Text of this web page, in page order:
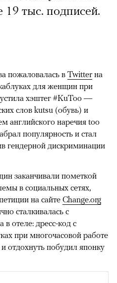
тыс. подписей.
пожаловалась в Twitter на
для женщин при
хэштег #KuToo —
слов kutsu (обувь) и
английского наречия too
популярность и стал
гендерной дискриминации
заканчивали пометкой
в социальных сетях,
на сайтеChange.org
сталкивалась с
отеле: дресс-код с
при многочасовой работе
отдохнуть побудил японку